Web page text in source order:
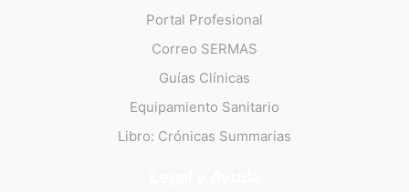
Portal Profesional
Correo SERMAS
Guías Clínicas
Equipamiento Sanitario
Libro: Crónicas Summarias